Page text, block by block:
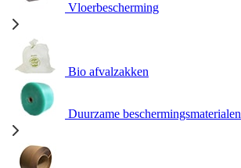
Vloerbescherming
Bio afvalzakken
Duurzame beschermingsmaterialen